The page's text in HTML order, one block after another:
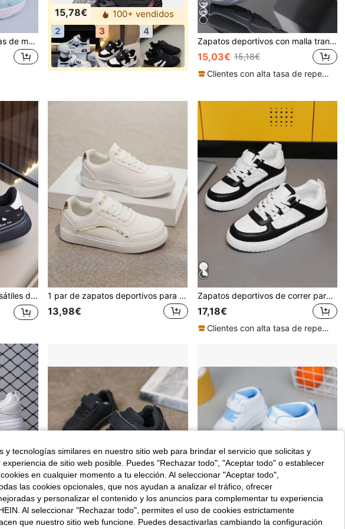
Zapatillas deportivas ligeras de malla Dopamine Kids, estilo campus cómodas de EVA para correr
15,78€
100+ vendidos
2
3 4
Zapatos deportivos con malla transpirable para niños, tenis atléticos ligeros y casuales para niños, apropiados para la escuela, para todas las temporadas
15,03€ 15,18€
Clientes con alta tasa de repetición
Zapatos de Moda para Niños 1 par de zapatos deportivos para niños, zapatillas blancas casuales de moda, zapatos de skate planos (se recomienda comprar 1 talla talla grande grande para pies anchos, gruesos o grandes)
13,98€
Zapatos deportivos de correr para la escuela, unisex para niños, transpirables, cómodos, livianos, antideslizantes, de caña baja
17,18€
Clientes con alta tasa de repetición
y tecnologías similares en nuestro sitio web para brindar el servicio que solicitas y
de sitio web posible. Puedes "Rechazar todo", "Aceptar todo" o establecer
en cualquier momento a tu elección. Al seleccionar "Aceptar todo",
las cookies opcionales, que nos ayudan a analizar el tráfico, ofrecer
y personalizar el contenido y los anuncios para complementar tu experiencia
Al seleccionar "Rechazar todo", permites el uso de cookies estrictamente
que nuestro sitio web funcione. Puedes desactivarlas cambiando la configuración